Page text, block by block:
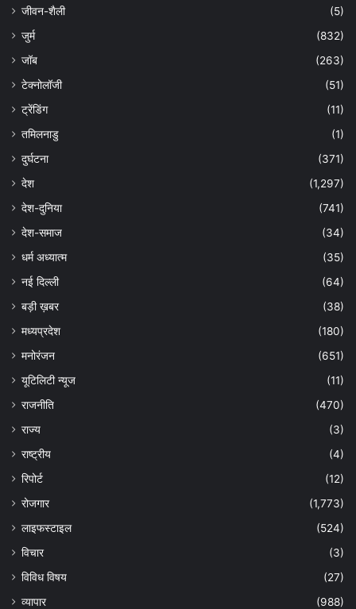
जीवन-शैली
(5)
जुर्म
(832)
जॉब
(263)
टेक्नोलॉजी
(51)
ट्रेंडिंग
(11)
तमिलनाडु
(1)
दुर्घटना
(371)
देश
(1,297)
देश-दुनिया
(741)
देश-समाज
(34)
धर्म अध्यात्म
(35)
नई दिल्ली
(64)
बड़ी ख़बर
(38)
मध्यप्रदेश
(180)
मनोरंजन
(651)
यूटिलिटी न्यूज
(11)
राजनीति
(470)
राज्य
(3)
राष्ट्रीय
(4)
रिपोर्ट
(12)
रोजगार
(1,773)
लाइफस्टाइल
(524)
विचार
(3)
विविध विषय
(27)
व्यापार
(988)